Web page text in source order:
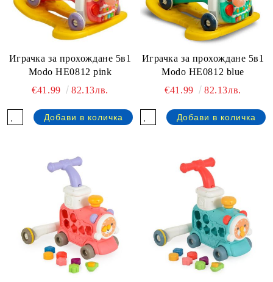
Играчка за прохождане 5в1
Modo HE0812 pink
€41.99
82.13лв.
Играчка за прохождане 5в1
Modo HE0812 blue
€41.99
82.13лв.